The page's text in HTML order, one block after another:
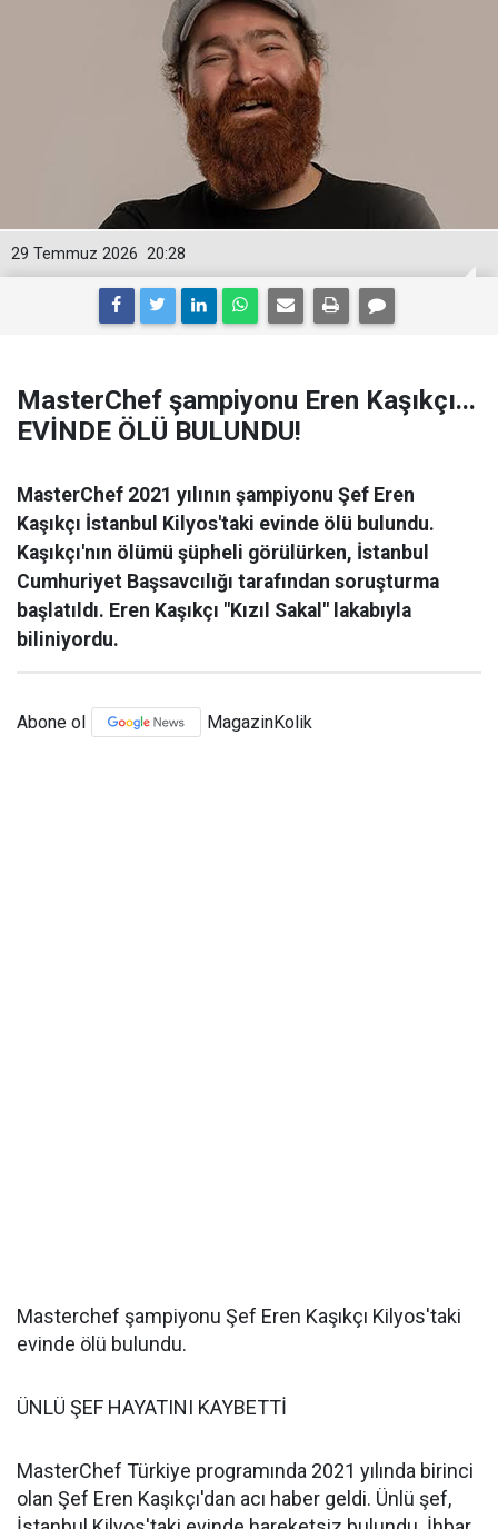
20:28
29 Temmuz 2026
MasterChef şampiyonu Eren Kaşıkçı...
EVİNDE ÖLÜ BULUNDU!
MasterChef 2021 yılının şampiyonu Şef Eren
Kaşıkçı İstanbul Kilyos'taki evinde ölü bulundu.
Kaşıkçı'nın ölümü şüpheli görülürken, İstanbul
Cumhuriyet Başsavcılığı tarafından soruşturma
başlatıldı. Eren Kaşıkçı "Kızıl Sakal" lakabıyla
biliniyordu.
Abone ol MagazinKolik
Masterchef şampiyonu Şef Eren Kaşıkçı Kilyos'taki
evinde ölü bulundu.
ÜNLÜ ŞEF HAYATINI KAYBETTİ
MasterChef Türkiye programında 2021 yılında birinci
olan Şef Eren Kaşıkçı'dan acı haber geldi. Ünlü şef,